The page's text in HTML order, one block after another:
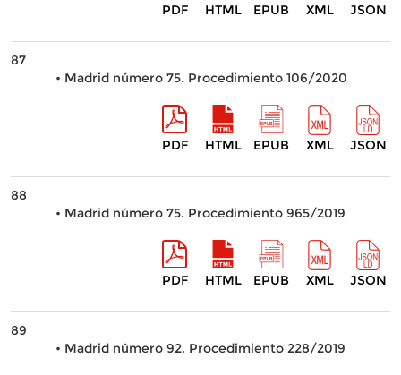
PDF HTML EPUB XML JSON
87
• Madrid número 75. Procedimiento 106/2020
PDF HTML EPUB XML JSON
88
• Madrid número 75. Procedimiento 965/2019
PDF HTML EPUB XML JSON
89
• Madrid número 92. Procedimiento 228/2019